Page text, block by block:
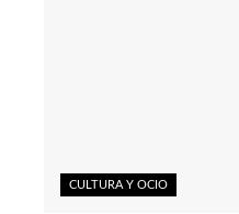
CULTURA Y OCIO